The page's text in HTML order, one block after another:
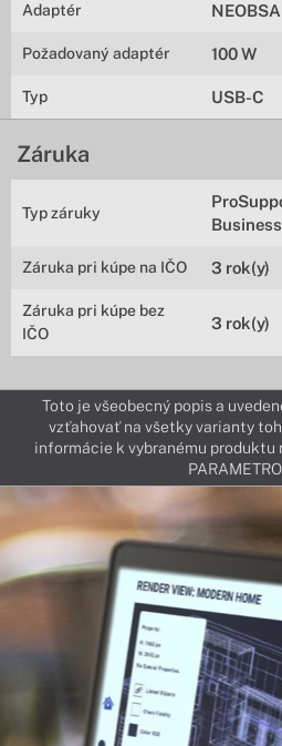
Adaptér
Požadovaný adaptér 100 W
Typ USB-C
Záruka
Typ záruky
Záruka pri kúpe na IČO 3 rok(y)
Záruka pri kúpe bez
IČO
3 rok(y)
Toto je všeobecný popis a
vzťahovať na všetky varianty
informácie k vybranému produktu